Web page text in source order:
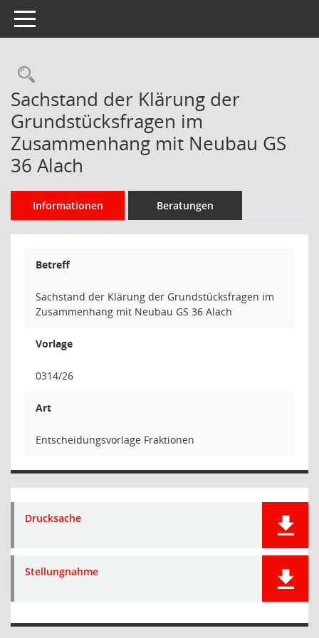
Toggle navigation
Rechercheauswahl
Sachstand der Klärung der
Grundstücksfragen im
Zusammenhang mit Neubau GS
36 Alach
Informationen Beratungen
Betreff
Sachstand der Klärung der Grundstücksfragen im
Zusammenhang mit Neubau GS 36 Alach
Vorlage
0314/26
Art
Entscheidungsvorlage Fraktionen
Drucksache
Stellungnahme